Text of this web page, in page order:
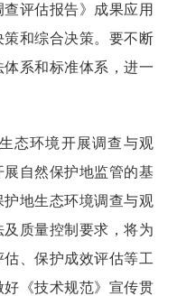
评估报告》成果应用
和综合决策。要不断
系和标准体系，进一
环境开展调查与观
自然保护地监管的基
地生态环境调查与观
质量控制要求，将为
、保护成效评估等工
《技术规范》宣传贯